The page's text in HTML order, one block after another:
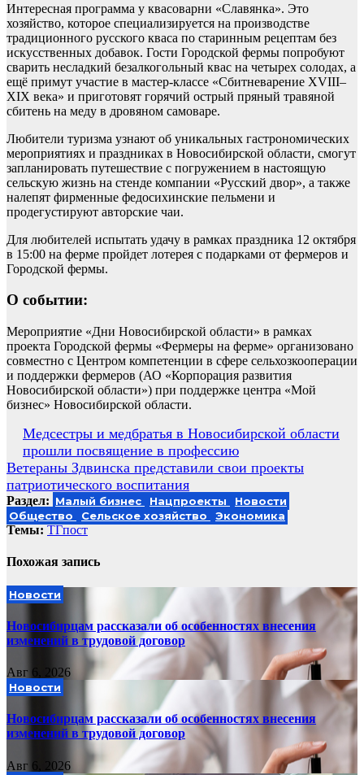
Интересная программа у квасоварни «Славянка». Это
хозяйство, которое специализируется на производстве
традиционного русского кваса по старинным рецептам без
искусственных добавок. Гости Городской фермы попробуют
сварить несладкий безалкогольный квас на четырех солодах, а
ещё примут участие в мастер-классе «Сбитневарение XVIII–
XIX века» и приготовят горячий острый пряный травяной
сбитень на меду в дровяном самоваре.
Любители туризма узнают об уникальных гастрономических
мероприятиях и праздниках в Новосибирской области, смогут
запланировать путешествие с погружением в настоящую
сельскую жизнь на стенде компании «Русский двор», а также
налепят фирменные федосихинские пельмени и
продегустируют авторские чаи.
Для любителей испытать удачу в рамках праздника 12 октября
в 15:00 на ферме пройдет лотерея с подарками от фермеров и
Городской фермы.
О событии:
Мероприятие «Дни Новосибирской области» в рамках
проекта Городской фермы «Фермеры на ферме» организовано
совместно с Центром компетенции в сфере сельхозкооперации
и поддержки фермеров (АО «Корпорация развития
Новосибирской области») при поддержке центра «Мой
бизнес» Новосибирской области.
Навигация
по
записям
Медсестры и медбратья в Новосибирской области
прошли посвящение в профессию
Ветераны Здвинска представили свои проекты
патриотического воспитания
Раздел: Малый бизнес Нацпроекты
Новости
Общество
Сельское хозяйство Экономика
Темы: ТГпост
Похожая запись
Новости
Новосибирцам рассказали об особенностях внесения
изменений в трудовой договор
Авг 6, 2026
Новости
Новосибирцам рассказали об особенностях внесения
изменений в трудовой договор
Авг 6, 2026